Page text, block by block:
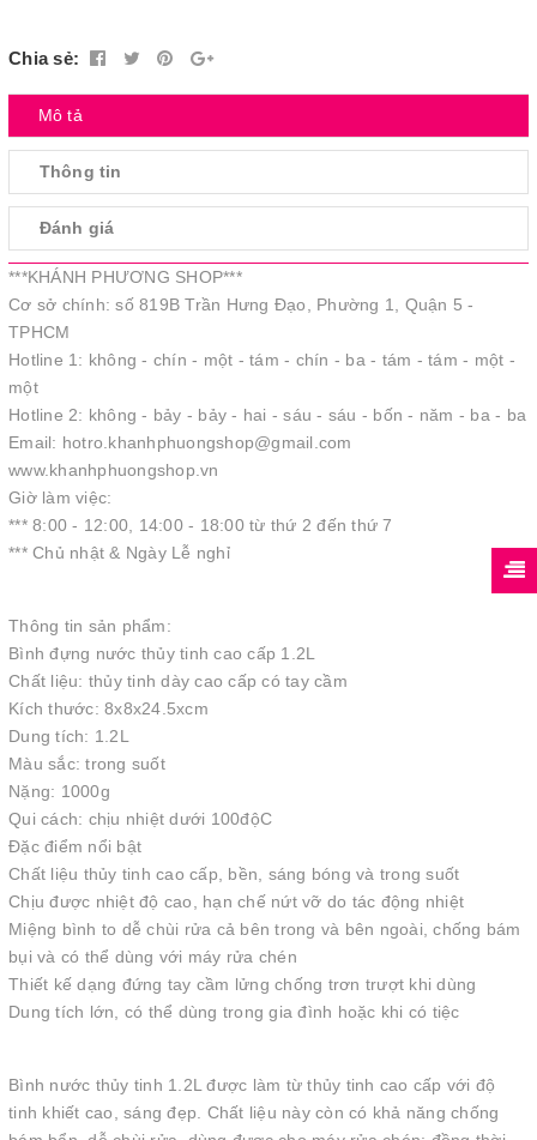
Chia sẻ:
Mô tả
Thông tin
Đánh giá
***KHÁNH PHƯƠNG SHOP***
Cơ sở chính: số 819B Trần Hưng Đạo, Phường 1, Quận 5 -
TPHCM
Hotline 1: không - chín - một - tám - chín - ba - tám - tám - một -
một
Hotline 2: không - bảy - bảy - hai - sáu - sáu - bốn - năm - ba - ba
Email: hotro.khanhphuongshop@gmail.com
www.khanhphuongshop.vn
Giờ làm việc:
*** 8:00 - 12:00, 14:00 - 18:00 từ thứ 2 đến thứ 7
*** Chủ nhật & Ngày Lễ nghỉ
Thông tin sản phẩm:
Bình đựng nước thủy tinh cao cấp 1.2L
Chất liệu: thủy tinh dày cao cấp có tay cầm
Kích thước: 8x8x24.5xcm
Dung tích: 1.2L
Màu sắc: trong suốt
Nặng: 1000g
Qui cách: chịu nhiệt dưới 100độC
Đặc điểm nổi bật
Chất liệu thủy tinh cao cấp, bền, sáng bóng và trong suốt
Chịu được nhiệt độ cao, hạn chế nứt vỡ do tác động nhiệt
Miệng bình to dễ chùi rửa cả bên trong và bên ngoài, chống bám
bụi và có thể dùng với máy rửa chén
Thiết kế dạng đứng tay cầm lửng chống trơn trượt khi dùng
Dung tích lớn, có thể dùng trong gia đình hoặc khi có tiệc
Bình nước thủy tinh 1.2L được làm từ thủy tinh cao cấp với độ
tinh khiết cao, sáng đẹp. Chất liệu này còn có khả năng chống